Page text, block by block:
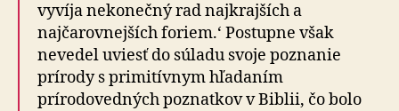
vyvíja nekonečný rad najkrajších a
najčarovnejších foriem.‘ Postupne však
nevedel uviesť do súladu svoje poznanie
prírody s primitívnym hľadaním
prírodovedných poznatkov v Biblii, čo bolo